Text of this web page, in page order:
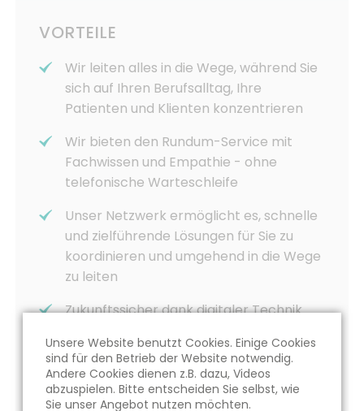
VORTEILE
Wir leiten alles in die Wege, während Sie
sich auf Ihren Berufsalltag, Ihre
Patienten und Klienten konzentrieren
Wir bieten den Rundum-Service mit
Fachwissen und Empathie - ohne
telefonische Warteschleife
Unser Netzwerk ermöglicht es, schnelle
und zielführende Lösungen für Sie zu
koordinieren und umgehend in die Wege
zu leiten
Zukunftssicher dank digitaler Technik
Urlaubs- und Krankheitsunabhängig
Deutschlandweit tätig dank großem
Netzwerk
Unsere Website benutzt Cookies. Einige Cookies
sind für den Betrieb der Website notwendig.
Andere Cookies dienen z.B. dazu, Videos
abzuspielen. Bitte entscheiden Sie selbst, wie
Sie unser Angebot nutzen möchten.